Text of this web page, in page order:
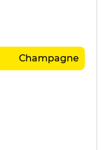
Champagne